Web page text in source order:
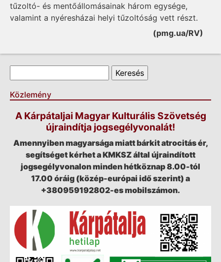
tűzoltó- és mentőállomásainak három egysége,
valamint a nyéresházai helyi tűzoltóság vett részt.
(pmg.ua/RV)
Keresés űrlap
Közlemény
A Kárpátaljai Magyar Kulturális Szövetség
újraindítja jogsegélyvonalát!
Amennyiben magyarsága miatt bárkit atrocitás ér,
segítséget kérhet a KMKSZ által újraindított
jogsegélyvonalon minden hétköznap 8.00-tól
17.00 óráig (közép-európai idő szerint) a
+380959192802-es mobilszámon.